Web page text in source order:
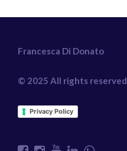
Francesca Di Donato
© 2025 All rights reserved
Privacy Policy